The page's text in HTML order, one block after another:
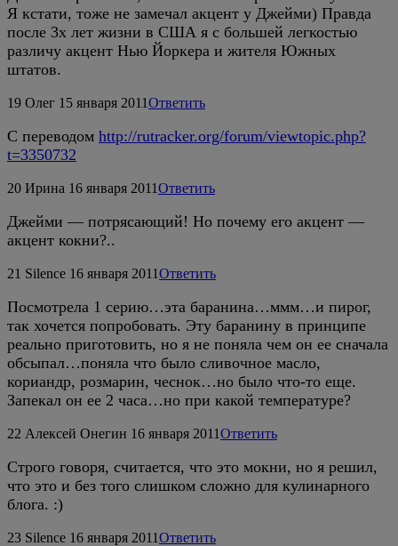
Я кстати, тоже не замечал акцент у Джейми) Правда
после 3х лет жизни в США я с большей легкостью
различу акцент Нью Йоркера и жителя Южных
штатов.
19 Олег 15 января 2011Ответить
C переводом http://rutracker.org/forum/viewtopic.php?
t=3350732
20 Ирина 16 января 2011Ответить
Джейми — потрясающий! Но почему его акцент —
акцент кокни?..
21 Silence 16 января 2011Ответить
Посмотрела 1 серию…эта баранина…ммм…и пирог,
так хочется попробовать. Эту баранину в принципе
реально приготовить, но я не поняла чем он ее сначала
обсыпал…поняла что было сливочное масло,
кориандр, розмарин, чеснок…но было что-то еще.
Запекал он ее 2 часа…но при какой температуре?
22 Алексей Онегин 16 января 2011Ответить
Строго говоря, считается, что это мокни, но я решил,
что это и без того слишком сложно для кулинарного
блога. :)
23 Silence 16 января 2011Ответить